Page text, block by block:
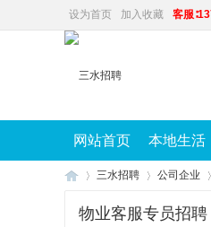
设为首页 加入收藏 客服
网站首页 本地生活
三水招聘 公司企业
物业客服专员招聘